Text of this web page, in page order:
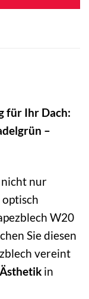
für Ihr Dach:
–
nicht nur
W20
Sie diesen
vereint
in